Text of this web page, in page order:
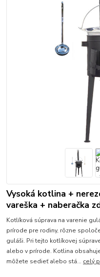
Vysoká kotlina +
vareška + naberačka
Kotlíková súprava na varenie
prírode pre rodiny, rôzne
guláši. Pri tejto kotlíkovej
alebo v prírode. Kotlina
môžete sedieť alebo stá... celý